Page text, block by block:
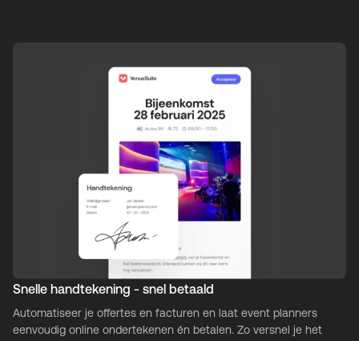
Snelle handtekening - snel betaald
Automatiseer je offertes en facturen en laat event planners
eenvoudig online ondertekenen én betalen. Zo versnel je het